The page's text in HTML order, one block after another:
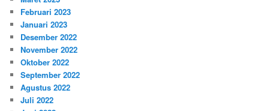
Februari 2023
Januari 2023
Desember 2022
November 2022
Oktober 2022
September 2022
Agustus 2022
Juli 2022